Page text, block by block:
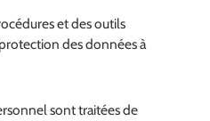
et des outils
des données à
sont traitées de